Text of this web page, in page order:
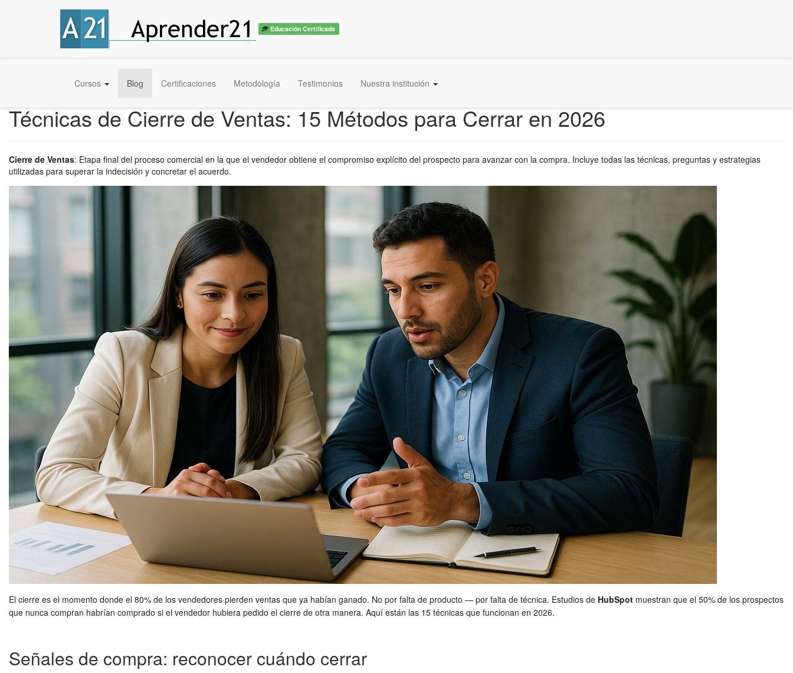
Educación Certificada
Cursos Blog Certificaciones Metodología Testimonios Nuestra institución
Técnicas de Cierre de Ventas: 15 Métodos para Cerrar en 2026
Cierre de Ventas: Etapa final del proceso comercial en la que el vendedor obtiene el compromiso explícito del prospecto para avanzar con la compra. Incluye todas las técnicas, preguntas y estrategias
utilizadas para superar la indecisión y concretar el acuerdo.
El cierre es el momento donde el 80% de los vendedores pierden ventas que ya habían ganado. No por falta de producto — por falta de técnica. Estudios de HubSpot muestran que el 50% de los prospectos
que nunca compran habrían comprado si el vendedor hubiera pedido el cierre de otra manera. Aquí están las 15 técnicas que funcionan en 2026.
Señales de compra: reconocer cuándo cerrar